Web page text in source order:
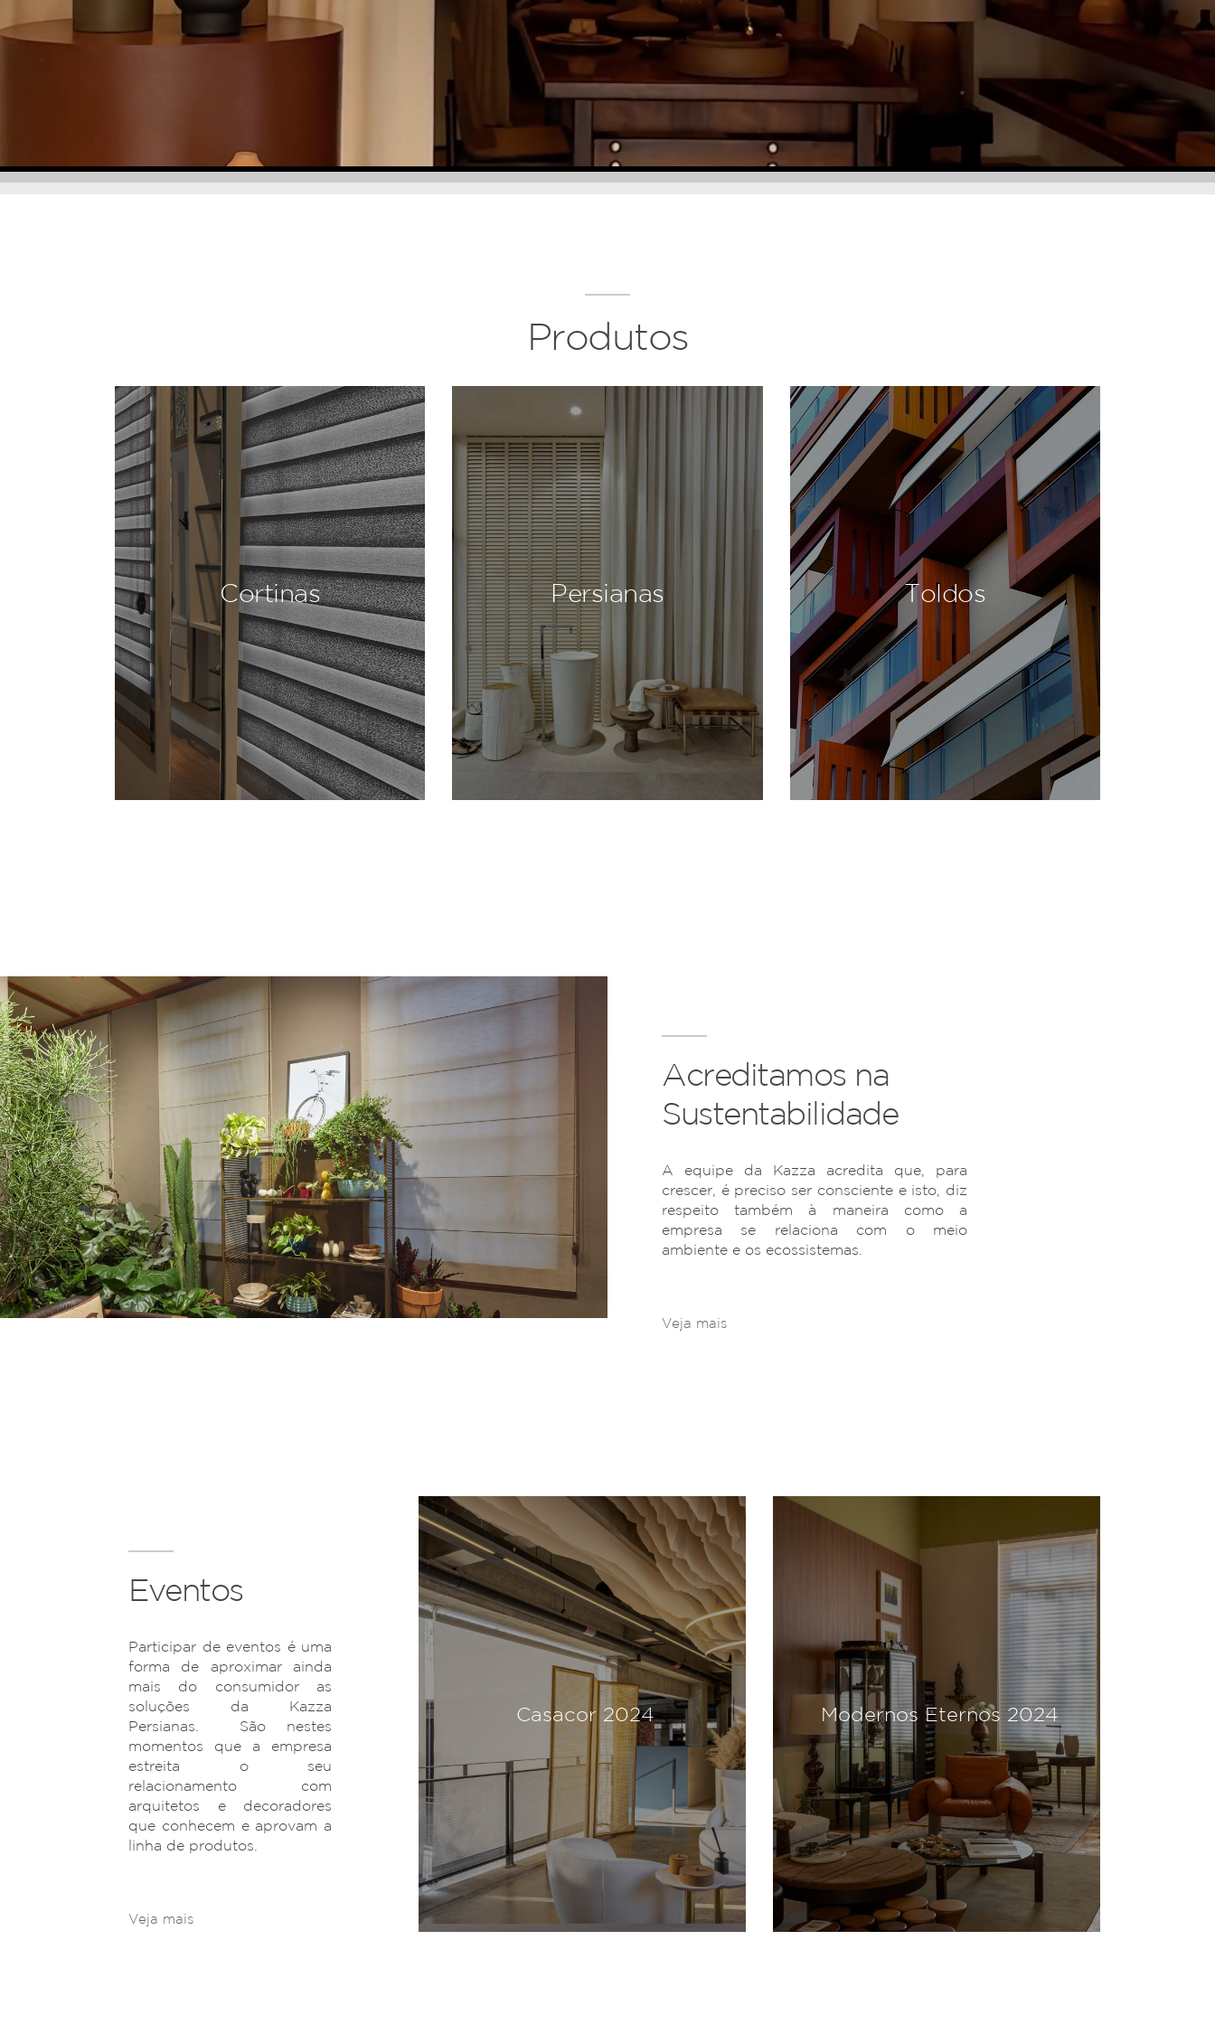
Produtos
Cortinas Persianas Toldos
Acreditamos na
Sustentabilidade
A equipe da Kazza acredita que, para
crescer, é preciso ser consciente e isto, diz
respeito também à maneira como a
empresa se relaciona com o meio
ambiente e os ecossistemas.
Veja mais
Eventos
Participar de eventos é uma
forma de aproximar ainda
mais do consumidor as
soluções da Kazza
Persianas. São nestes
momentos que a empresa
estreita o seu
relacionamento com
arquitetos e decoradores
que conhecem e aprovam a
linha de produtos.
Veja mais
Casacor 2024 Modernos Eternos 2024 Modernos Eternos